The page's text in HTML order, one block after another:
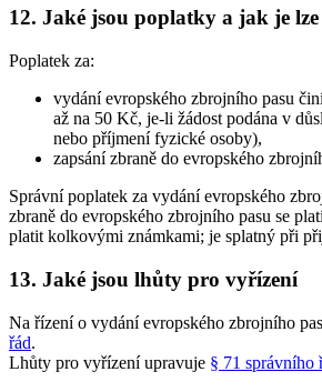
12. Jaké jsou poplatky a jak je
Poplatek za:
vydání evropského zbrojního pasu
až na 50 Kč, je-li žádost podána v
nebo příjmení fyzické osoby),
zapsání zbraně do evropského
Správní poplatek za vydání evropského
zbraně do evropského zbrojního pasu se
platit kolkovými známkami; je splatný při
13. Jaké jsou lhůty pro vyřízení
Na řízení o vydání evropského zbrojního
řád.
Lhůty pro vyřízení upravuje § 71 správního